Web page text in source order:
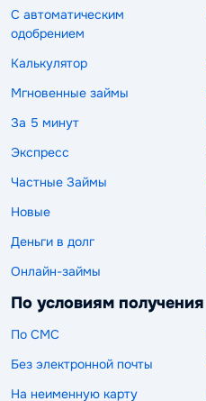
С автоматическим
одобрением
Калькулятор
Мгновенные займы
За 5 минут
Экспресс
Частные Займы
Новые
Деньги в долг
Онлайн-займы
По условиям получения
По СМС
Без электронной почты
На неименную карту